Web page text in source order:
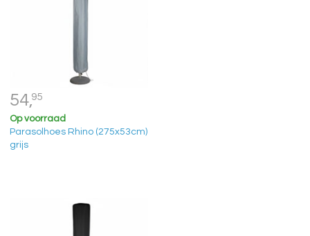
54,95
Op voorraad
Parasolhoes Rhino (275x53cm)
grijs